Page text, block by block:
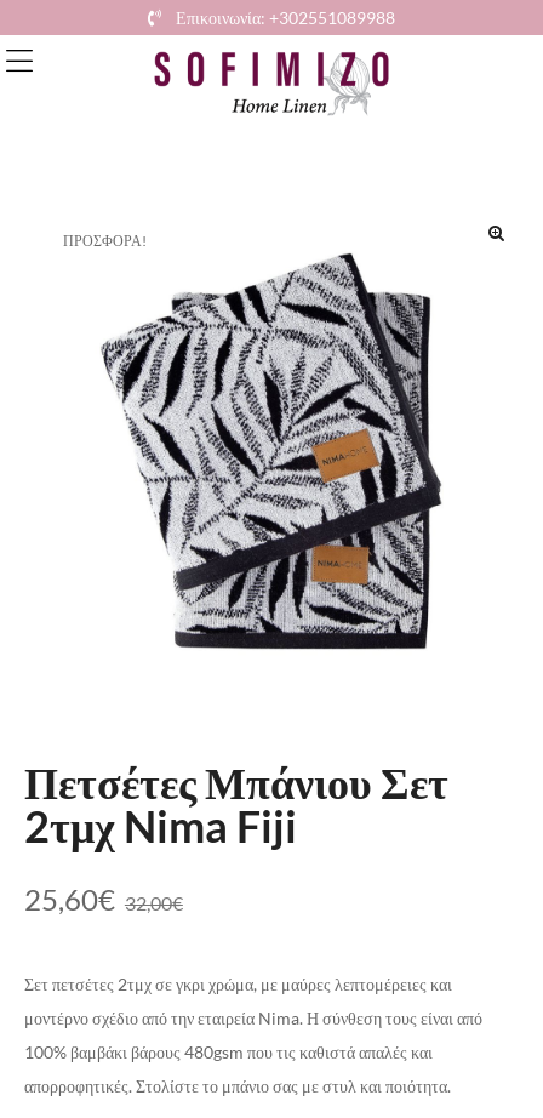
Επικοινωνία: +302551089988
ΠΡΟΣΦΟΡΆ!
Πετσέτες Μπάνιου Σετ
2τμχ Nima Fiji
32,00€
25,60€
Σετ πετσέτες 2τμχ σε γκρι χρώμα, με μαύρες λεπτομέρειες και
μοντέρνο σχέδιο από την εταιρεία Nima. Η σύνθεση τους είναι από
100% βαμβάκι βάρους 480gsm που τις καθιστά απαλές και
απορροφητικές. Στολίστε το μπάνιο σας με στυλ και ποιότητα.